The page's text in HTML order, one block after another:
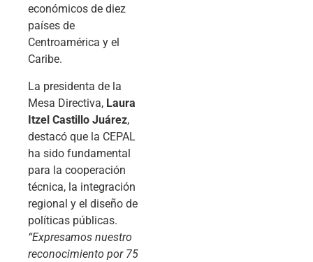
económicos de diez
países de
Centroamérica y el
Caribe.
La presidenta de la
Mesa Directiva, Laura
Itzel Castillo Juárez,
destacó que la CEPAL
ha sido fundamental
para la cooperación
técnica, la integración
regional y el diseño de
políticas públicas.
“Expresamos nuestro
reconocimiento por 75